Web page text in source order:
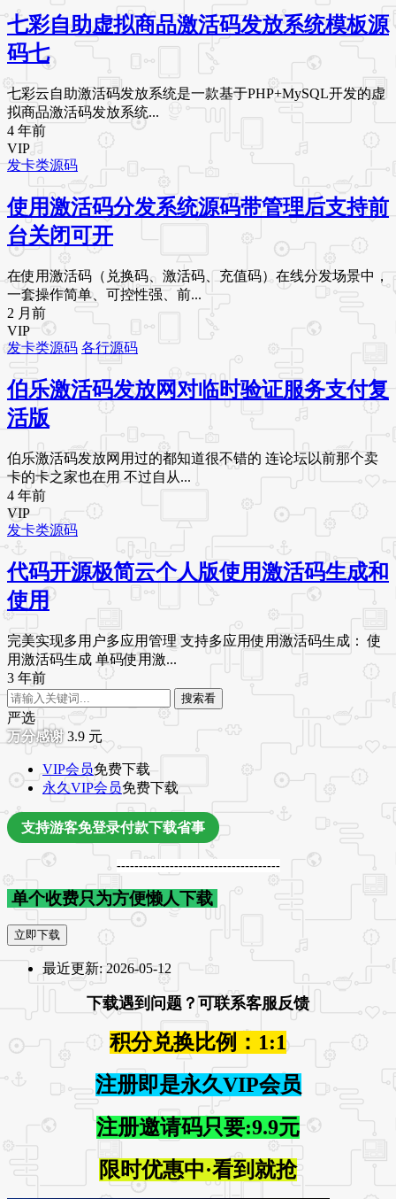
七彩自助虚拟商品激活码发放系统模板源
码七
七彩云自助激活码发放系统是一款基于PHP+MySQL开发的虚
拟商品激活码发放系统...
4 年前
VIP
发卡类源码
使用激活码分发系统源码带管理后支持前
台关闭可开
在使用激活码（兑换码、激活码、充值码）在线分发场景中，
一套操作简单、可控性强、前...
2 月前
VIP
发卡类源码 各行源码
伯乐激活码发放网对临时验证服务支付复
活版
伯乐激活码发放网用过的都知道很不错的 连论坛以前那个卖
卡的卡之家也在用 不过自从...
4 年前
VIP
发卡类源码
代码开源极简云个人版使用激活码生成和
使用
完美实现多用户多应用管理 支持多应用使用激活码生成： 使
用激活码生成 单码使用激...
3 年前
搜索看
严选
3.9 元
VIP会员免费下载
永久VIP会员免费下载
支持游客免登录付款下载省事
-------------------------------------
单个收费只为方便懒人下载
立即下载
最近更新: 2026-05-12
下载遇到问题？可联系客服反馈
积分兑换比例：1:1
注册即是永久VIP会员
注册邀请码只要:9.9元
限时优惠中·看到就抢